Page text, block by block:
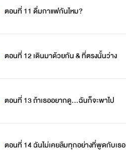
ตอนที่ 11 ดื่มกาแฟกันไหม?
ตอนที่ 12 เดินมาด้วยกัน & ที่ตรงนั้นว่าง
ตอนที่ 13 ถ้าเธออยากดู...ฉันก็จะพาไป
ตอนที่ 14 ฉันไม่เคยลืมทุกอย่างที่พูดกับเธอ